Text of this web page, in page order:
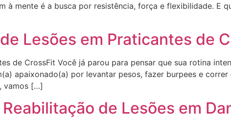
à mente é a busca por resistência, força e flexibilidade. E
Lesões em Praticantes de
de CrossFit Você já parou para pensar que sua rotina
apaixonado(a) por levantar pesos, fazer burpees e
vamos […]
de Lesões em